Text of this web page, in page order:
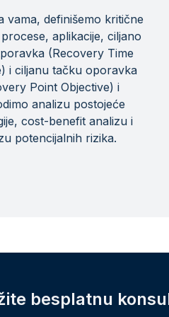
vama, definišemo kritične
aplikacije, ciljano
(Recovery Time
i ciljanu tačku oporavka
Point Objective) i
analizu postojeće
cost-benefit analizu i
potencijalnih rizika.
besplatnu